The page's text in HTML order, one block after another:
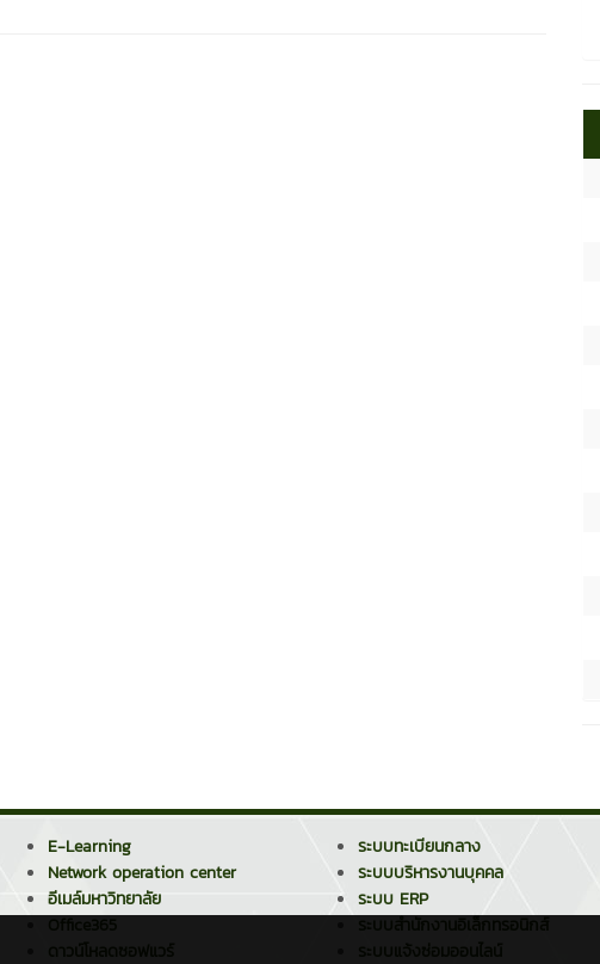
E-Learning
Network operation center
อีเมล์มหาวิทยาลัย
ดาวน์โหลดซอฟแวร์
ระบบทะเบียนกลาง
ระบบบริหารงานบุคคล
ระบบ ERP
ระบบสำนักงานอิเล็กทรอนิกส์
ระบบแจ้งซ่อมออนไลน์